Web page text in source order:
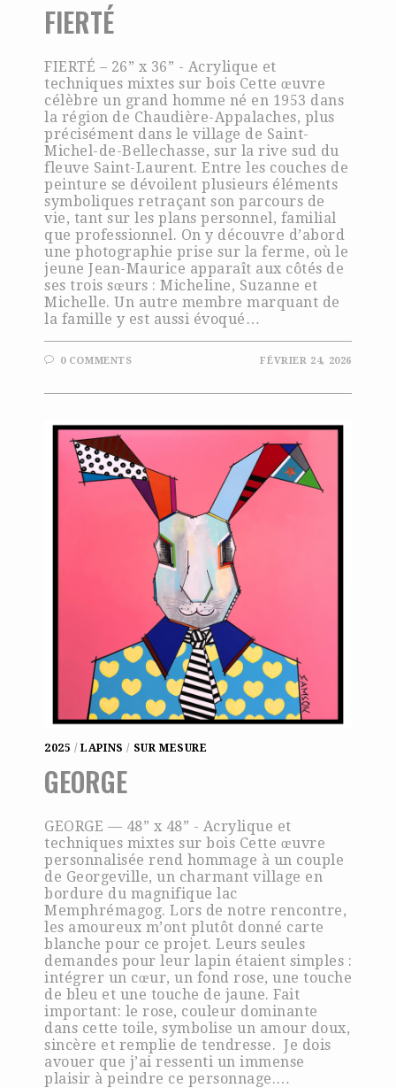
FIERTÉ
FIERTÉ – 26” x 36” - Acrylique et
techniques mixtes sur bois Cette œuvre
célèbre un grand homme né en 1953 dans
la région de Chaudière-Appalaches, plus
précisément dans le village de Saint-
Michel-de-Bellechasse, sur la rive sud du
fleuve Saint-Laurent. Entre les couches de
peinture se dévoilent plusieurs éléments
symboliques retraçant son parcours de
vie, tant sur les plans personnel, familial
que professionnel. On y découvre d’abord
une photographie prise sur la ferme, où le
jeune Jean-Maurice apparaît aux côtés de
ses trois sœurs : Micheline, Suzanne et
Michelle. Un autre membre marquant de
la famille y est aussi évoqué…
0 COMMENTS FÉVRIER 24, 2026
2025 /LAPINS / SUR MESURE
GEORGE
GEORGE — 48” x 48” - Acrylique et
techniques mixtes sur bois Cette œuvre
personnalisée rend hommage à un couple
de Georgeville, un charmant village en
bordure du magnifique lac
Memphrémagog. Lors de notre rencontre,
les amoureux m’ont plutôt donné carte
blanche pour ce projet. Leurs seules
demandes pour leur lapin étaient simples :
intégrer un cœur, un fond rose, une touche
de bleu et une touche de jaune. Fait
important: le rose, couleur dominante
dans cette toile, symbolise un amour doux,
sincère et remplie de tendresse. Je dois
avouer que j’ai ressenti un immense
plaisir à peindre ce personnage.…